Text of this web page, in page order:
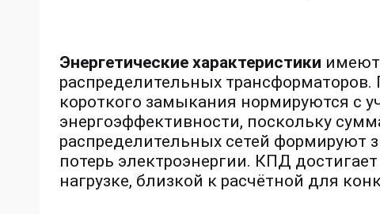
Энергетические характеристики имеют
распределительных трансформаторов.
короткого замыкания нормируются с
энергоэффективности, поскольку
распределительных сетей
потерь электроэнергии. КПД
нагрузке, близкой к расчётной для